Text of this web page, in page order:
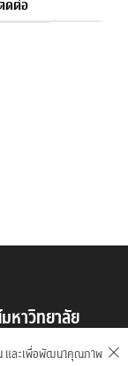
ดต่อ
หาวิทยาลัย
มหานคร 10330
และเพื่อพัฒนาคุณภาพ